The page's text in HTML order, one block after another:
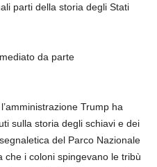
parti della storia degli Stati
da parte
Trump ha
sulla storia degli schiavi e dei
del Parco Nazionale
che i coloni spingevano le tribù